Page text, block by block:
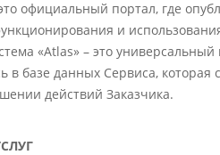
официальный портал, где
и
«Atlas» – это
в базе данных Сервиса,
действий Заказчика.